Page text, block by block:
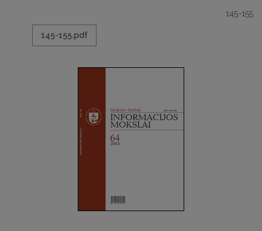
145-155
145-155.pdf